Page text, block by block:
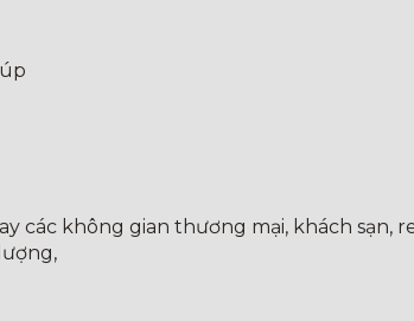
các không gian thương mại, khách sạn,